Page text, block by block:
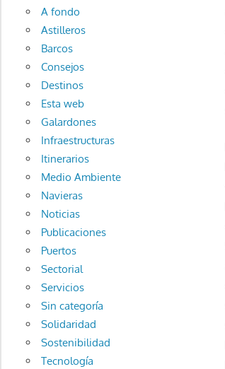
A fondo
Astilleros
Barcos
Consejos
Destinos
Esta web
Galardones
Infraestructuras
Itinerarios
Medio Ambiente
Navieras
Noticias
Publicaciones
Puertos
Sectorial
Servicios
Sin categoría
Solidaridad
Sostenibilidad
Tecnología